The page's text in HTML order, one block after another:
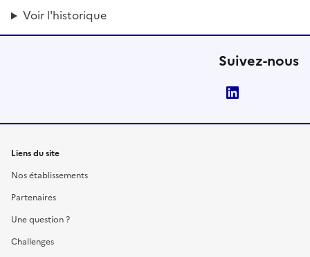
Voir l'historique
Suivez-nous
Liens du site
Nos établissements
Partenaires
Une question ?
Challenges